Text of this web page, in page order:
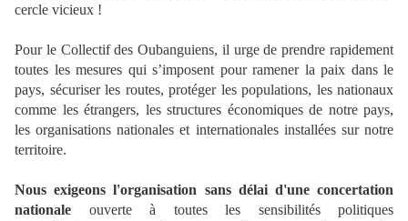
cercle vicieux !
Pour le Collectif des Oubanguiens, il urge de prendre rapidement
toutes les mesures qui s’imposent pour ramener la paix dans le
pays, sécuriser les routes, protéger les populations, les nationaux
comme les étrangers, les structures économiques de notre pays,
les organisations nationales et internationales installées sur notre
territoire.
Nous exigeons l'organisation sans délai d'une concertation
nationale ouverte à toutes les sensibilités politiques